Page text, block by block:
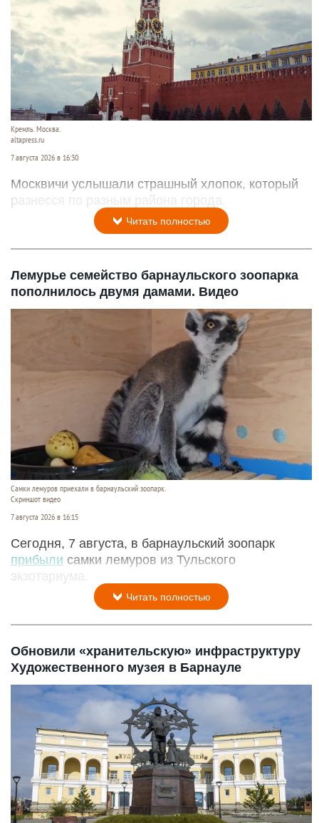
Кремль. Москва.
altapress.ru
7 августа 2026 в 16:30
Москвичи услышали страшный хлопок, который
разнесся по разным района города.
Читать полностью
Лемурье семейство барнаульского зоопарка
пополнилось двумя дамами. Видео
Самки лемуров приехали в барнаульский зоопарк.
Скриншот видео
7 августа 2026 в 16:15
Сегодня, 7 августа, в барнаульский зоопарк
прибыли самки лемуров из Тульского
экзотариума.
Читать полностью
Обновили «хранительскую» инфраструктуру
Художественного музея в Барнауле